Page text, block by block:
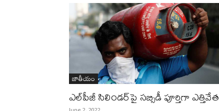
జాతీయం
ఎల్‌పీజీ సిలిండ‌ర్‌పై స‌బ్సిడీ పూర్తిగా ఎత్తివేత